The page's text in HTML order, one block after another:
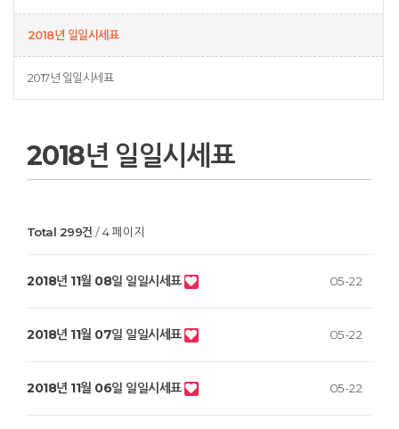
2018년 일일시세표
2017년 일일시세표
2018년 일일시세표
Total 299건 4 페이지
2018년 11월 08일 일일시세표 05-22
2018년 11월 07일 일일시세표 05-22
2018년 11월 06일 일일시세표 05-22